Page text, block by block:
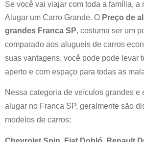
Se você vai viajar com toda a família, a
Alugar um Carro Grande. O Preço de
grandes Franca SP, costuma ser um
comparado aos alugueis de carros
suas vantagens, você pode pode levar
aperto e com espaço para todas as
Nessa categoria de veículos grandes e
alugar no Franca SP, geralmente são
modelos de carros: